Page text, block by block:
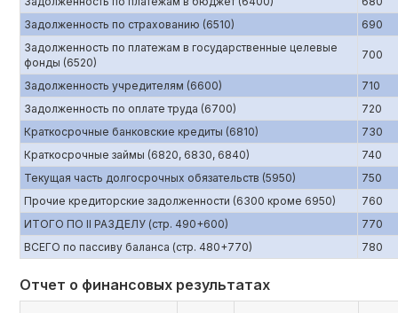
Задолженность по страхованию (6510)
690
Задолженность по платежам в государственные целевые
фонды (6520)
700
Задолженность учредителям (6600)
710
Задолженность по оплате труда (6700)
720
Краткосрочные банковские кредиты (6810)
730
Краткосрочные займы (6820, 6830, 6840)
740
Текущая часть долгосрочных обязательств (5950)
750
Прочие кредиторские задолженности (6300 кроме 6950)
760
ИТОГО ПО II РАЗДЕЛУ (стр. 490+600)
770
ВСЕГО по пассиву баланса (стр. 480+770)
780
Отчет о финансовых результатах